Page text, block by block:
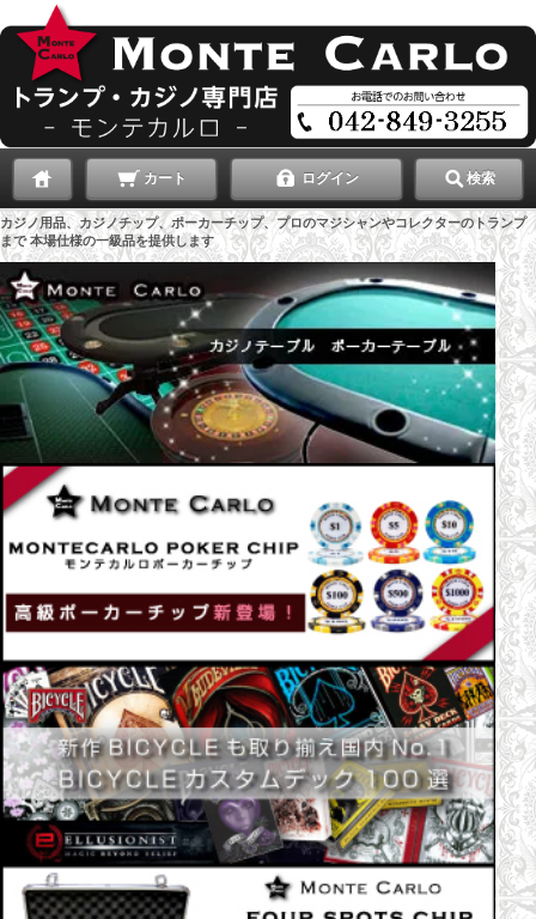
カート ログイン 検索
カジノ用品、カジノチップ、ポーカーチップ、プロのマジシャンやコレクターのトランプ
まで 本場仕様の一級品を提供します